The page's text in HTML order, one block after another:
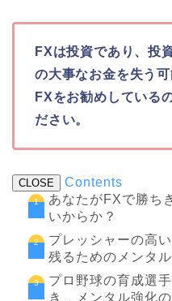
FXは投資であり、投
の大事なお金を失う
FXをお勧めしている
ださい。
CLOSE
Contents
あなたがFXで勝ち
いからか？
プレッシャーの高
残るためのメンタ
プロ野球の育成選
き、メンタル強化